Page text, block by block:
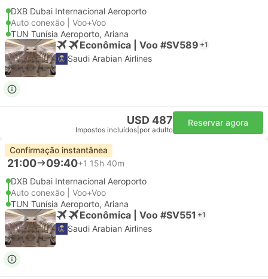
DXB Dubai Internacional Aeroporto
Auto conexão | Voo+Voo
TUN Tunísia Aeroporto, Ariana
Econômica | Voo #SV589 +1
Saudi Arabian Airlines
USD 487
Impostos incluídos por adulto
Reservar agora
Confirmação instantânea
21:00 09:40+1 15h 40m
DXB Dubai Internacional Aeroporto
Auto conexão | Voo+Voo
TUN Tunísia Aeroporto, Ariana
Econômica | Voo #SV551 +1
Saudi Arabian Airlines